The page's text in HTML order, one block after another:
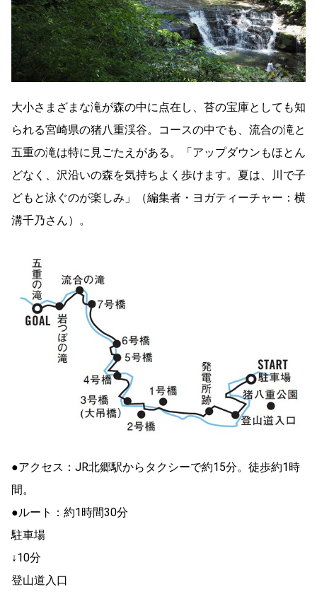
大小さまざまな滝が森の中に点在し、苔の宝庫としても知
られる宮崎県の猪八重渓谷。コースの中でも、流合の滝と
五重の滝は特に見ごたえがある。「アップダウンもほとん
どなく、沢沿いの森を気持ちよく歩けます。夏は、川で子
どもと泳ぐのが楽しみ」（編集者・ヨガティーチャー：横
溝千乃さん）。
●アクセス：JR北郷駅からタクシーで約15分。徒歩約1時
間。
●ルート：約1時間30分
駐車場
↓10分
登山道入口